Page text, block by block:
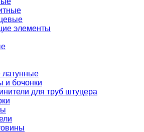
элементы
латунные
и бочонки
для труб штуцера